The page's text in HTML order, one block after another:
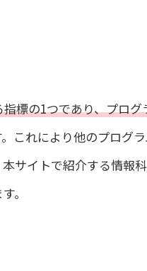
標の1つであり、プロ
これにより他のプログ
サイトで紹介する情報
。